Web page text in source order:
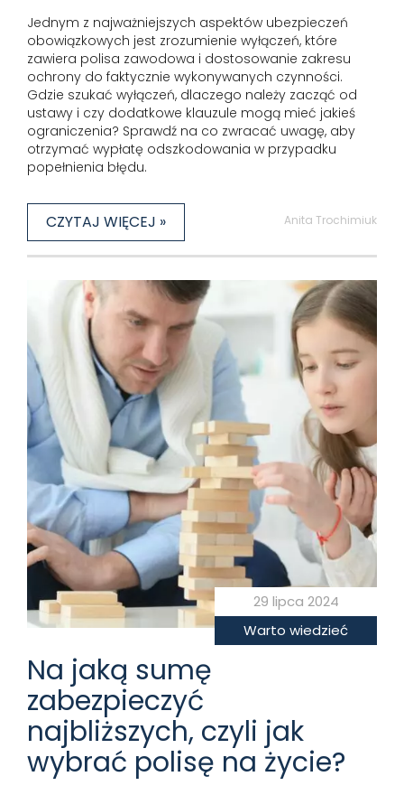
Jednym z najważniejszych aspektów ubezpieczeń
obowiązkowych jest zrozumienie wyłączeń, które
zawiera polisa zawodowa i dostosowanie zakresu
ochrony do faktycznie wykonywanych czynności.
Gdzie szukać wyłączeń, dlaczego należy zacząć od
ustawy i czy dodatkowe klauzule mogą mieć jakieś
ograniczenia? Sprawdź na co zwracać uwagę, aby
otrzymać wypłatę odszkodowania w przypadku
popełnienia błędu.
CZYTAJ WIĘCEJ » Anita Trochimiuk
29 lipca 2024
Warto wiedzieć
Na jaką sumę
zabezpieczyć
najbliższych, czyli jak
wybrać polisę na życie?